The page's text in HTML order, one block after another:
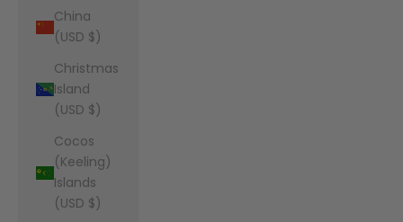
China
(USD $)
Christmas
Island
(USD $)
Cocos
(Keeling)
Islands
(USD $)